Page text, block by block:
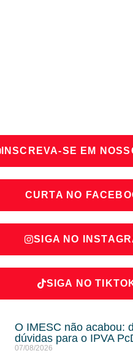
INSCREVA-SE EM
CURTA NO
SIGA NO
SIGA NO
O IMESC não acabou:
dúvidas para o IPVA
07/08/2026